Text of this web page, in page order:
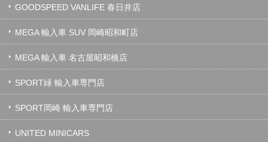
GOODSPEED VANLIFE 春日井店
MEGA 輸入車 SUV 岡崎昭和町店
MEGA 輸入車 名古屋昭和橋店
SPORT緑 輸入車専門店
SPORT岡崎 輸入車専門店
UNITED MINICARS